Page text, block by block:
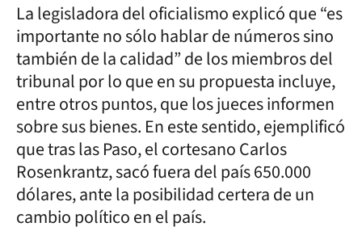
La legisladora del oficialismo explicó que “es
importante no sólo hablar de números sino
también de la calidad” de los miembros del
tribunal por lo que en su propuesta incluye,
entre otros puntos, que los jueces informen
sobre sus bienes. En este sentido, ejemplificó
que tras las Paso, el cortesano Carlos
Rosenkrantz, sacó fuera del país 650.000
dólares, ante la posibilidad certera de un
cambio político en el país.